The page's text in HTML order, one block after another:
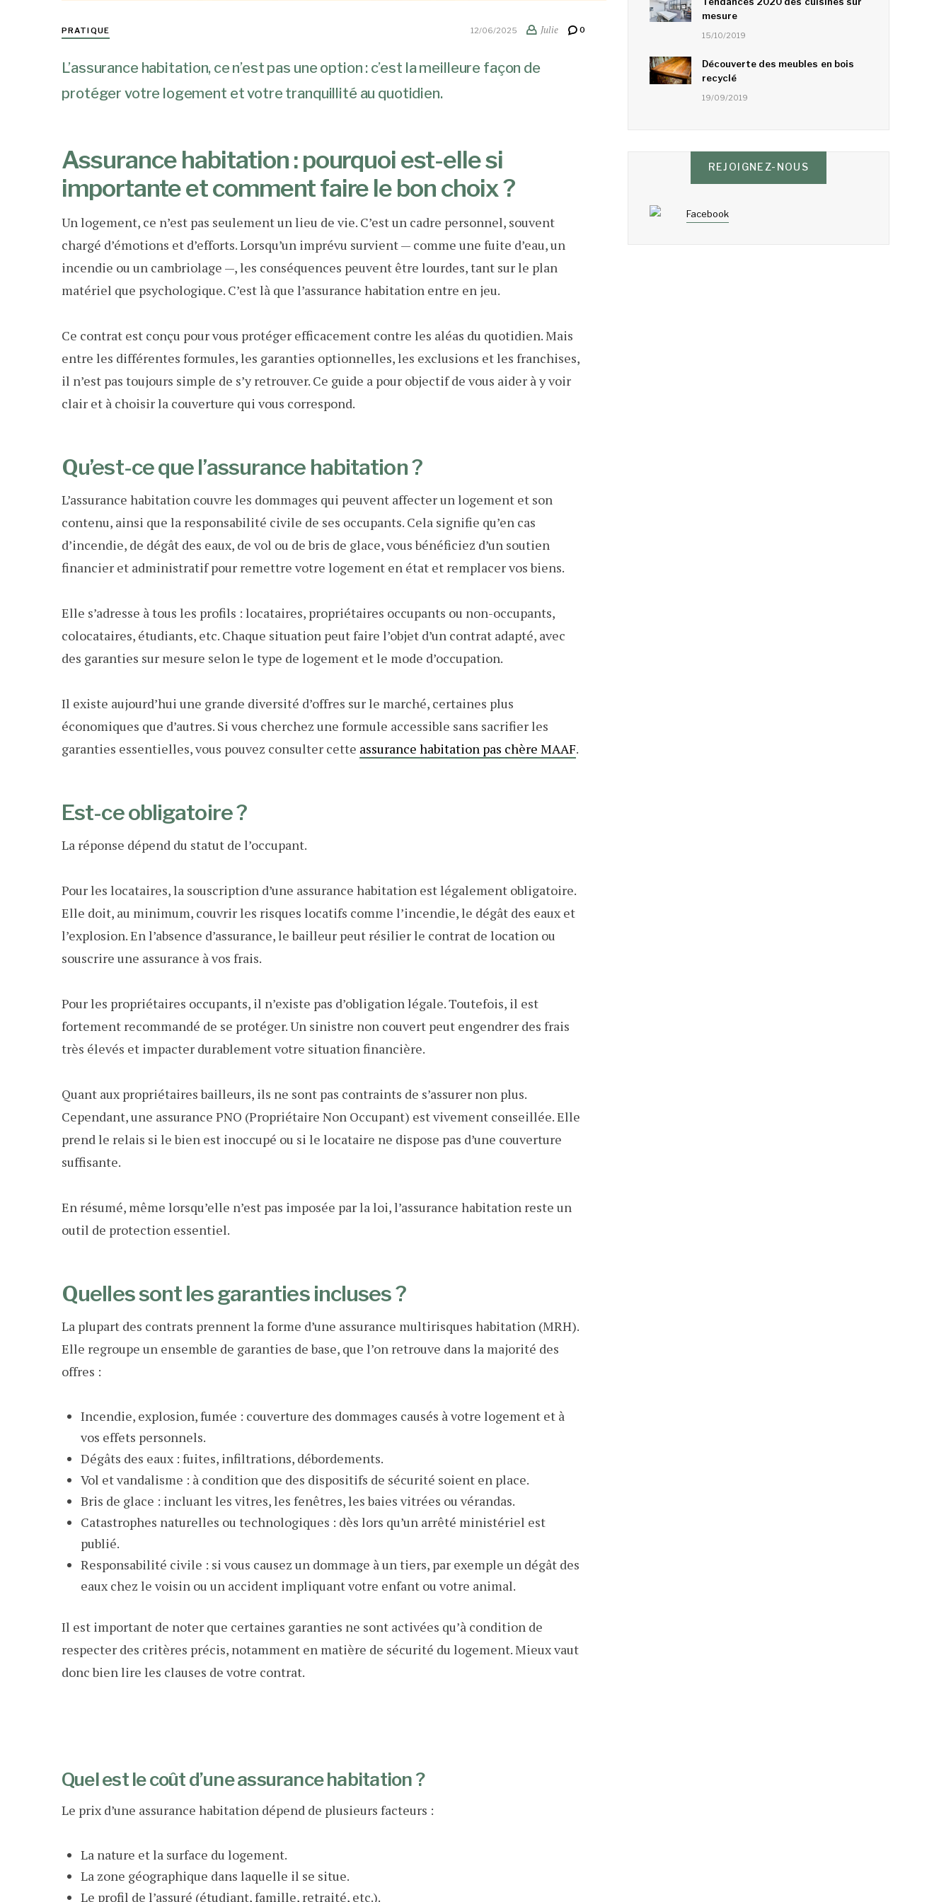
PRATIQUE 12/06/2025 Julie 0
L’assurance habitation, ce n’est pas une option : c’est la meilleure façon de
protéger votre logement et votre tranquillité au quotidien.
Assurance habitation : pourquoi est-elle si
importante et comment faire le bon choix ?
Un logement, ce n’est pas seulement un lieu de vie. C’est un cadre personnel, souvent
chargé d’émotions et d’efforts. Lorsqu’un imprévu survient — comme une fuite d’eau, un
incendie ou un cambriolage —, les conséquences peuvent être lourdes, tant sur le plan
matériel que psychologique. C’est là que l’assurance habitation entre en jeu.
Ce contrat est conçu pour vous protéger efficacement contre les aléas du quotidien. Mais
entre les différentes formules, les garanties optionnelles, les exclusions et les franchises,
il n’est pas toujours simple de s’y retrouver. Ce guide a pour objectif de vous aider à y voir
clair et à choisir la couverture qui vous correspond.
Qu’est-ce que l’assurance habitation ?
L’assurance habitation couvre les dommages qui peuvent affecter un logement et son
contenu, ainsi que la responsabilité civile de ses occupants. Cela signifie qu’en cas
d’incendie, de dégât des eaux, de vol ou de bris de glace, vous bénéficiez d’un soutien
financier et administratif pour remettre votre logement en état et remplacer vos biens.
Elle s’adresse à tous les profils : locataires, propriétaires occupants ou non-occupants,
colocataires, étudiants, etc. Chaque situation peut faire l’objet d’un contrat adapté, avec
des garanties sur mesure selon le type de logement et le mode d’occupation.
Il existe aujourd’hui une grande diversité d’offres sur le marché, certaines plus
économiques que d’autres. Si vous cherchez une formule accessible sans sacrifier les
garanties essentielles, vous pouvez consulter cette assurance habitation pas chère MAAF.
Est-ce obligatoire ?
La réponse dépend du statut de l’occupant.
Pour les locataires, la souscription d’une assurance habitation est légalement obligatoire.
Elle doit, au minimum, couvrir les risques locatifs comme l’incendie, le dégât des eaux et
l’explosion. En l’absence d’assurance, le bailleur peut résilier le contrat de location ou
souscrire une assurance à vos frais.
Pour les propriétaires occupants, il n’existe pas d’obligation légale. Toutefois, il est
fortement recommandé de se protéger. Un sinistre non couvert peut engendrer des frais
très élevés et impacter durablement votre situation financière.
Quant aux propriétaires bailleurs, ils ne sont pas contraints de s’assurer non plus.
Cependant, une assurance PNO (Propriétaire Non Occupant) est vivement conseillée. Elle
prend le relais si le bien est inoccupé ou si le locataire ne dispose pas d’une couverture
suffisante.
En résumé, même lorsqu’elle n’est pas imposée par la loi, l’assurance habitation reste un
outil de protection essentiel.
Quelles sont les garanties incluses ?
La plupart des contrats prennent la forme d’une assurance multirisques habitation (MRH).
Elle regroupe un ensemble de garanties de base, que l’on retrouve dans la majorité des
offres :
Incendie, explosion, fumée : couverture des dommages causés à votre logement et à
vos effets personnels.
Dégâts des eaux : fuites, infiltrations, débordements.
Vol et vandalisme : à condition que des dispositifs de sécurité soient en place.
Bris de glace : incluant les vitres, les fenêtres, les baies vitrées ou vérandas.
Catastrophes naturelles ou technologiques : dès lors qu’un arrêté ministériel est
publié.
Responsabilité civile : si vous causez un dommage à un tiers, par exemple un dégât des
eaux chez le voisin ou un accident impliquant votre enfant ou votre animal.
Il est important de noter que certaines garanties ne sont activées qu’à condition de
respecter des critères précis, notamment en matière de sécurité du logement. Mieux vaut
donc bien lire les clauses de votre contrat.
Quel est le coût d’une assurance habitation ?
Le prix d’une assurance habitation dépend de plusieurs facteurs :
La nature et la surface du logement.
La zone géographique dans laquelle il se situe.
Le profil de l’assuré (étudiant, famille, retraité, etc.).
mesure
15/10/2019
Découverte des meubles en bois
recyclé
19/09/2019
REJOIGNEZ-NOUS
Facebook